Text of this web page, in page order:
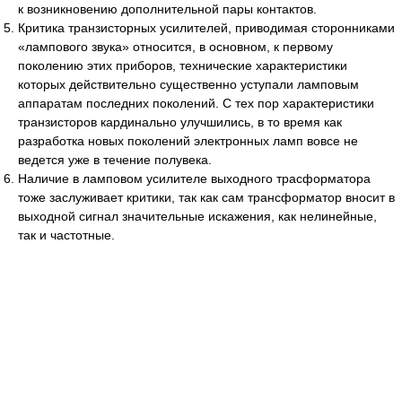
к возникновению дополнительной пары контактов.
Критика транзисторных усилителей, приводимая сторонниками
«лампового звука» относится, в основном, к первому
поколению этих приборов, технические характеристики
которых действительно существенно уступали ламповым
аппаратам последних поколений. С тех пор характеристики
транзисторов кардинально улучшились, в то время как
разработка новых поколений электронных ламп вовсе не
ведется уже в течение полувека.
Наличие в ламповом усилителе выходного трасформатора
тоже заслуживает критики, так как сам трансформатор вносит в
выходной сигнал значительные искажения, как нелинейные,
так и частотные.